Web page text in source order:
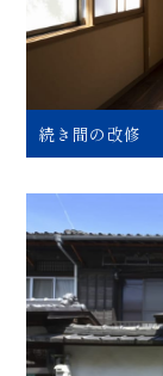
続き間の改修